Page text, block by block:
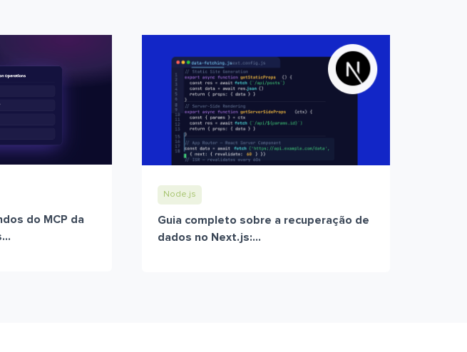
do MCP da
Node.js
Guia completo sobre a recuperação de
dados no Next.js:...